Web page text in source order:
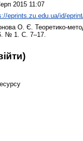
2015 11:07
eprints.zu.edu.ua/id/
О. Є. Теоретико-
№ 1. С. 7–17.